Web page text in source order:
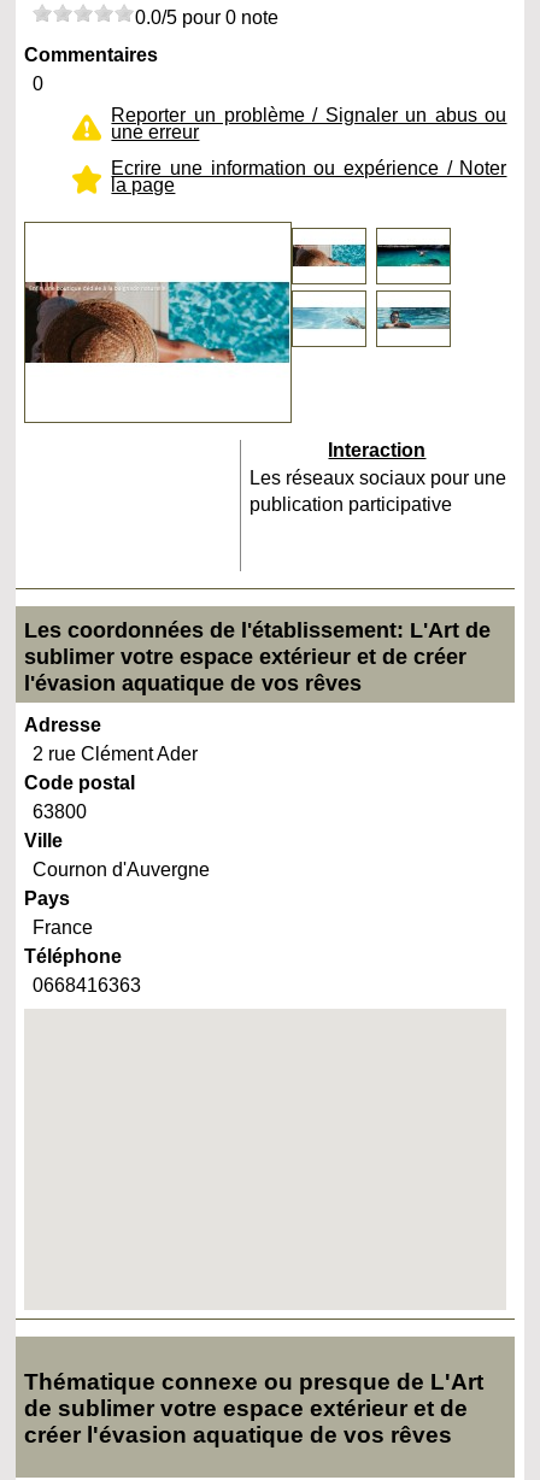
0.0/5 pour 0 note
Commentaires
0
Reporter un problème / Signaler un abus ou
une erreur
Ecrire une information ou expérience / Noter
la page
Interaction
Les réseaux sociaux pour une
publication participative
Les coordonnées de l'établissement: L'Art de
sublimer votre espace extérieur et de créer
l'évasion aquatique de vos rêves
Adresse
2 rue Clément Ader
Code postal
63800
Ville
Cournon d'Auvergne
Pays
France
Téléphone
0668416363
Thématique connexe ou presque de L'Art
de sublimer votre espace extérieur et de
créer l'évasion aquatique de vos rêves